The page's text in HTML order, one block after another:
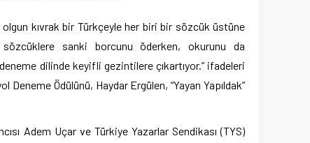
olgun kıvrak bir Türkçeyle her biri bir sözcük üstüne
sözcüklere sanki borcunu öderken, okurunu da
dilinde keyifli gezintilere çıkartıyor.” ifadeleri
Deneme Ödülünü, Haydar Ergülen, “Yayan Yapıldak”
Adem Uçar ve Türkiye Yazarlar Sendikası (TYS)